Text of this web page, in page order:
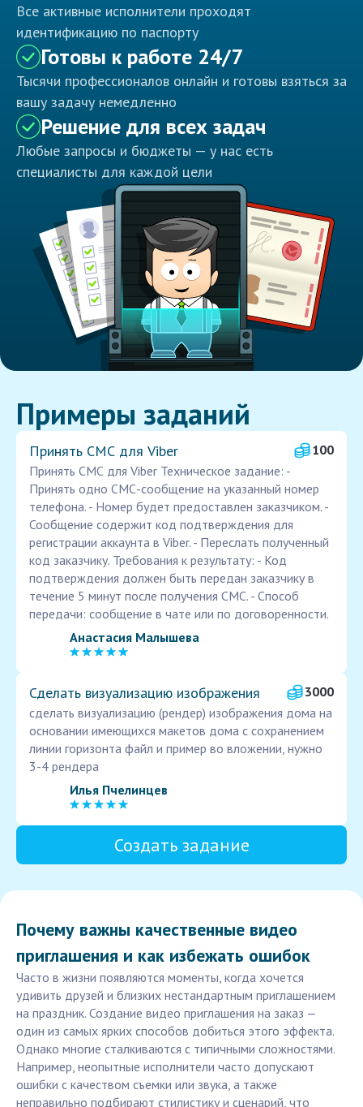
Все активные исполнители проходят
идентификацию по паспорту
Готовы к работе 24/7
Тысячи профессионалов онлайн и готовы взяться за
вашу задачу немедленно
Решение для всех задач
Любые запросы и бюджеты — у нас есть
специалисты для каждой цели
Примеры заданий
Принять СМС для Viber
100
Принять СМС для Viber Техническое задание: -
Принять одно СМС-сообщение на указанный номер
телефона. - Номер будет предоставлен заказчиком. -
Сообщение содержит код подтверждения для
регистрации аккаунта в Viber. - Переслать полученный
код заказчику. Требования к результату: - Код
подтверждения должен быть передан заказчику в
течение 5 минут после получения СМС. - Способ
передачи: сообщение в чате или по договоренности.
Анастасия Малышева
Сделать визуализацию изображения
3000
сделать визуализацию (рендер) изображения дома на
основании имеющихся макетов дома с сохранением
линии горизонта файл и пример во вложении, нужно
3-4 рендера
Илья Пчелинцев
Создать задание
Почему важны качественные видео
приглашения и как избежать ошибок
Часто в жизни появляются моменты, когда хочется
удивить друзей и близких нестандартным приглашением
на праздник. Создание видео приглашения на заказ —
один из самых ярких способов добиться этого эффекта.
Однако многие сталкиваются с типичными сложностями.
Например, неопытные исполнители часто допускают
ошибки с качеством съемки или звука, а также
неправильно подбирают стилистику и сценарий, что